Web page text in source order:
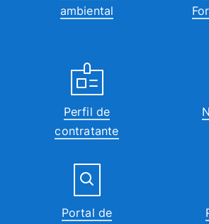
ambiental
Perfil de
contratante
Portal de